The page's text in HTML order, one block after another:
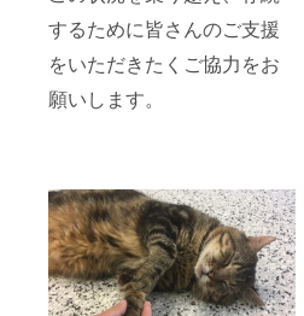
するために皆さんのご支援
をいただきたくご協力をお
願いします。